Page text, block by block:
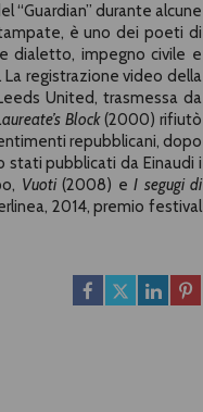
“Guardian” durante alcune
è uno dei poeti di
dialetto, impegno civile e
La registrazione video della
United, trasmessa da
Block(2000) rifiutò
repubblicani, dopo
stati pubblicati da Einaudi i
Vuoti(2008) e I segugi di
2014, premio festival